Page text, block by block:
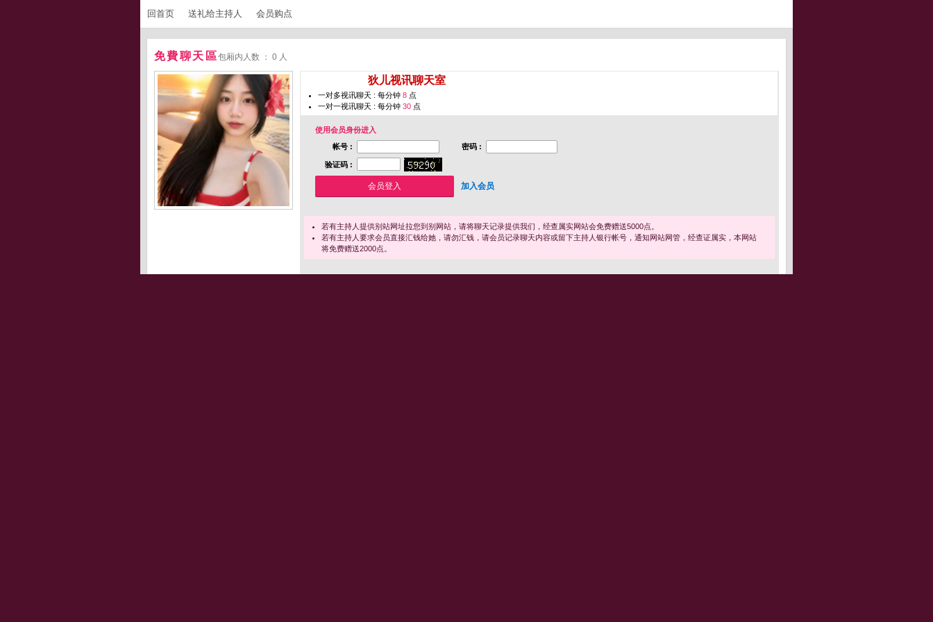
回首页 送礼给主持人 会员购点
免費聊天區包厢内人数 ： 0 人
狄儿视讯聊天室
一对多视讯聊天 : 每分钟 8 点
一对一视讯聊天 : 每分钟 30 点
使用会员身份进入
帐号 :
密码 :
验证码 :
加入会员
若有主持人提供别站网址拉您到别网站，请将聊天记录提供我们，经查属实网站会免费赠送5000点。
若有主持人要求会员直接汇钱给她，请勿汇钱，请会员记录聊天内容或留下主持人银行帐号，通知网站网管，经查证属实，本网站
将免费赠送2000点。